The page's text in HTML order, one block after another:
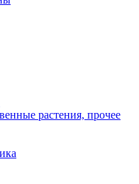
растения, прочее